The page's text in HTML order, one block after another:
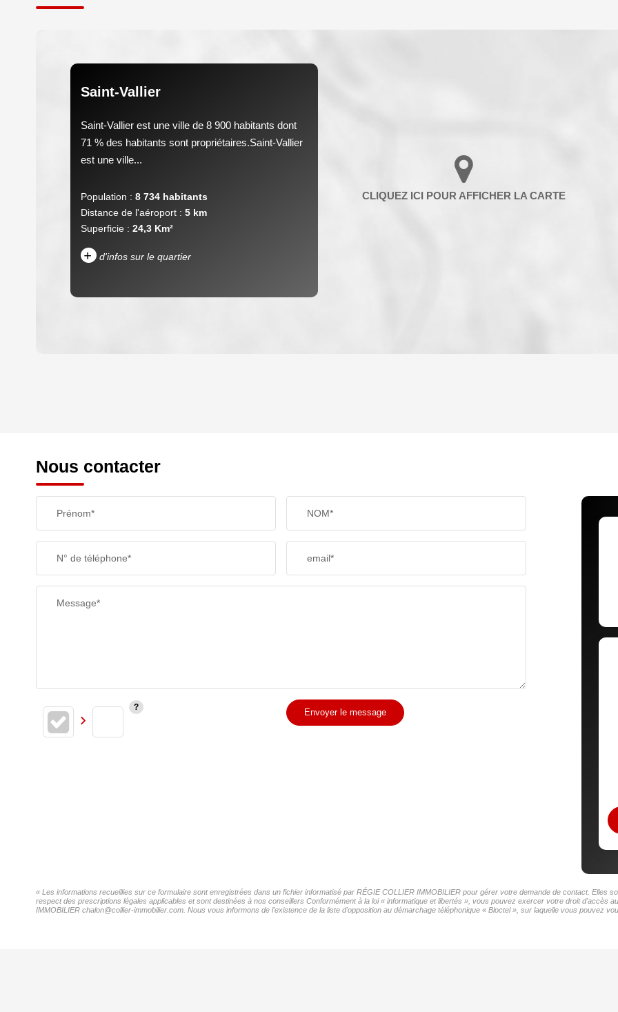
Saint-Vallier
Saint-Vallier est une ville de 8 900 habitants dont
71 % des habitants sont propriétaires.Saint-Vallier
est une ville...
Population : 8 734 habitants
Distance de l'aéroport : 5 km
Superficie : 24,3 Km²
+ d'infos sur le quartier
TAXE FONCIÈRE
SUPERFICIE :
RESTAURANTS ET CAFÉS COMMERCES
Nous contacter
Prénom* NOM*
N° de téléphone* email*
Message*
Envoyer le message
« Les informations recueillies sur ce formulaire sont enregistrées dans un fichier informatisé par RÉGIE COLLIER IMMOBILIER pour gérer votre demande de contact. Elles
respect des prescriptions légales applicables et sont destinées à nos conseillers Conformément à la loi « informatique et libertés », vous pouvez exercer votre droit d'accès
IMMOBILIER chalon@collier-immobilier.com. Nous vous informons de l'existence de la liste d'opposition au démarchage téléphonique « Bloctel », sur laquelle vous pouvez